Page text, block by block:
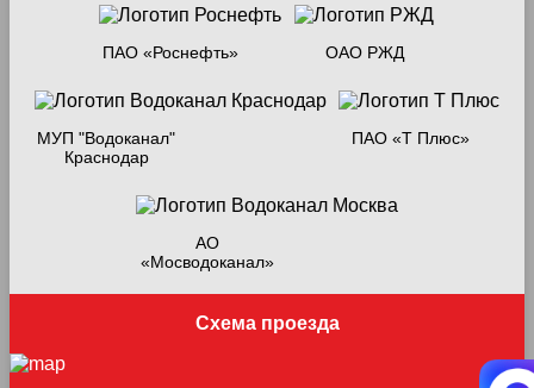
ПАО «Роснефть» ОАО РЖД
МУП "Водоканал"
Краснодар
ПАО «Т Плюс»
АО
«Мосводоканал»
Схема проезда